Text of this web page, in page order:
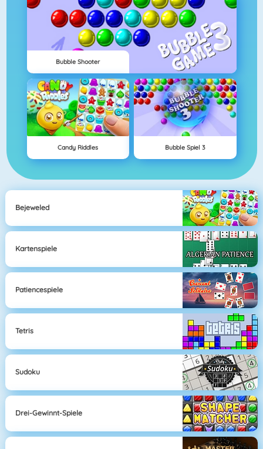
Bubble Shooter
Candy Riddles Bubble Spiel 3
Bejeweled
Kartenspiele
Patiencespiele
Tetris
Sudoku
Drei-Gewinnt-Spiele